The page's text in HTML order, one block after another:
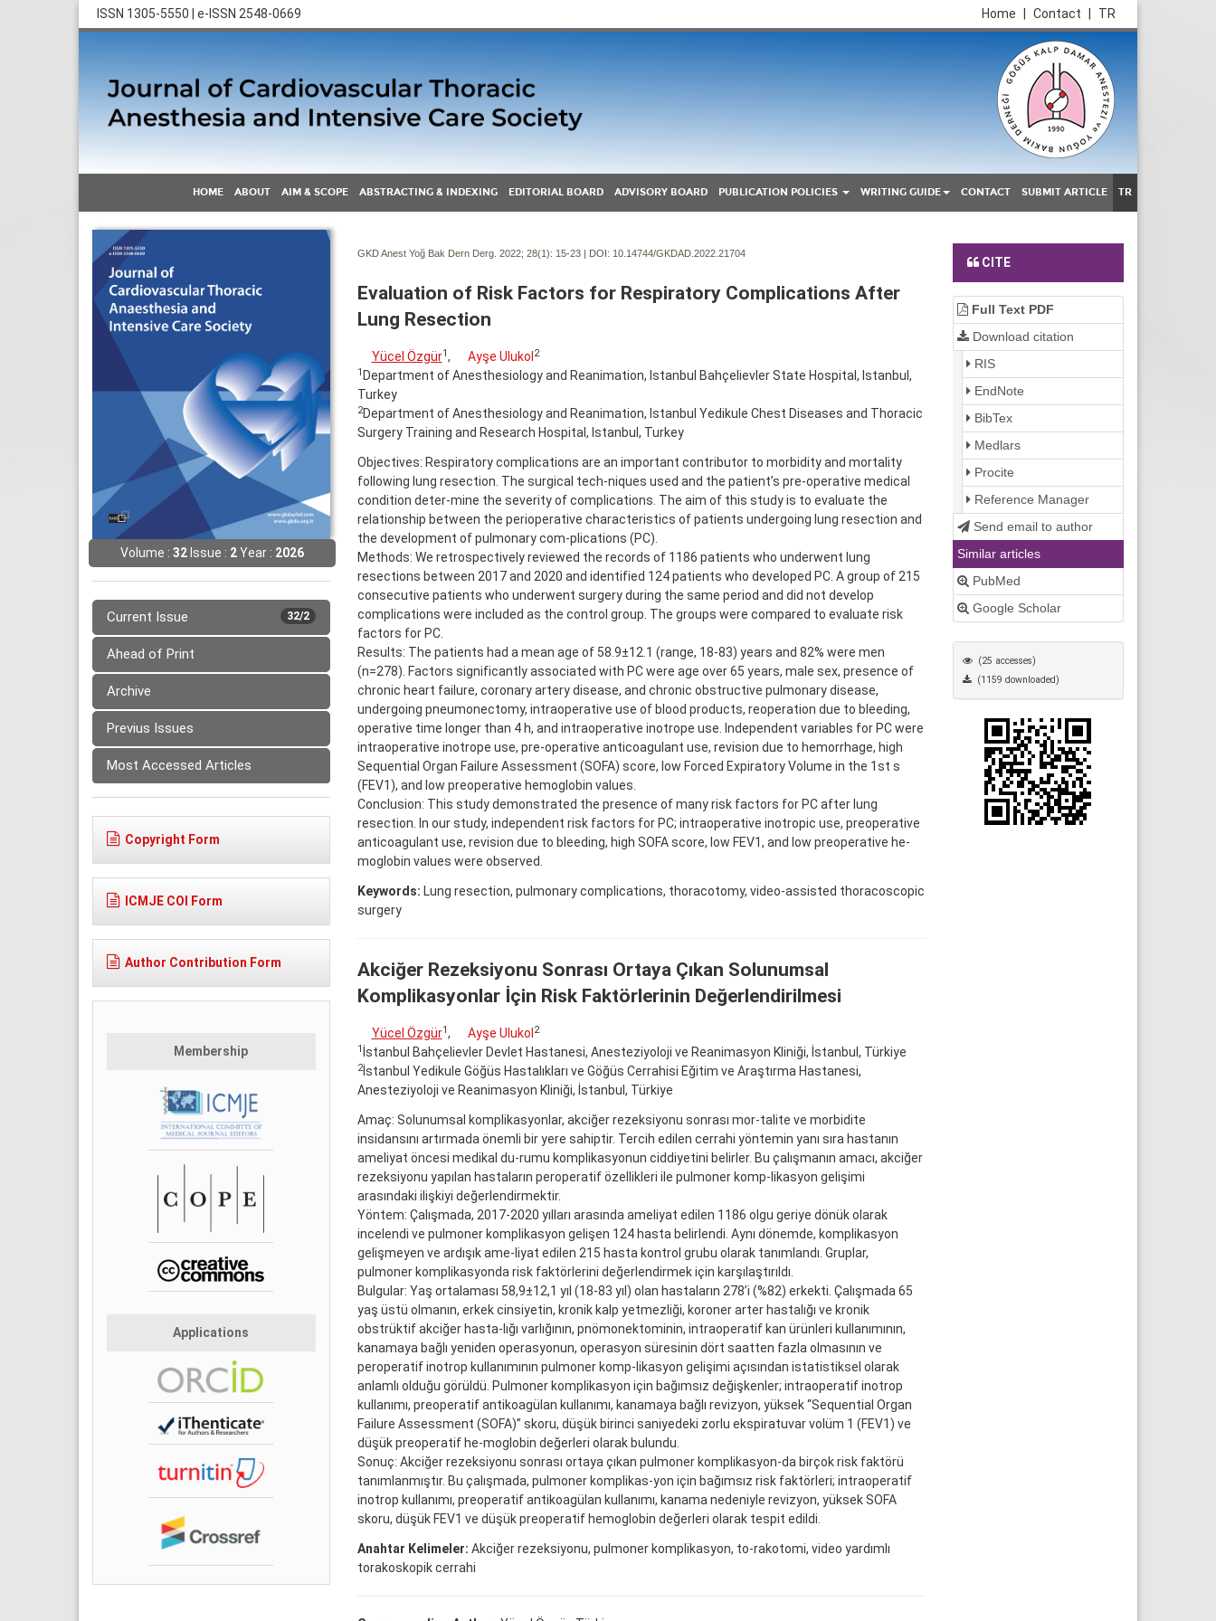
ISSN 1305-5550 | e-ISSN 2548-0669 TR
Contact
Home
HOME ABOUT AIM & SCOPE ABSTRACTING & INDEXING EDITORIAL BOARD ADVISORY BOARD PUBLICATION POLICIES WRITING GUIDE CONTACT SUBMIT ARTICLE TR
Volume : 32Issue : 2Year : 2026
32/2
Current Issue
Ahead of Print
Archive
Previus Issues
Most Accessed Articles
Copyright Form
ICMJE COI Form
Author Contribution Form
Membership
Applications
GKD Anest Yoğ Bak Dern Derg. 2022; 28(1): 15-23 | DOI: 10.14744/GKDAD.2022.21704
Evaluation of Risk Factors for Respiratory Complications After
Lung Resection
Yücel Özgür1, Ayşe Ulukol 2
1 Department of Anesthesiology and Reanimation, Istanbul Bahçelievler State Hospital, Istanbul,
Turkey
2Department of Anesthesiology and Reanimation, Istanbul Yedikule Chest Diseases and Thoracic
Surgery Training and Research Hospital, Istanbul, Turkey
Objectives: Respiratory complications are an important contributor to morbidity and mortality
following lung resection. The surgical tech-niques used and the patient’s pre-operative medical
condition deter-mine the severity of complications. The aim of this study is to evaluate the
relationship between the perioperative characteristics of patients undergoing lung resection and
the development of pulmonary com-plications (PC).
Methods: We retrospectively reviewed the records of 1186 patients who underwent lung
resections between 2017 and 2020 and identified 124 patients who developed PC. A group of 215
consecutive patients who underwent surgery during the same period and did not develop
complications were included as the control group. The groups were compared to evaluate risk
factors for PC.
Results: The patients had a mean age of 58.9±12.1 (range, 18-83) years and 82% were men
(n=278). Factors significantly associated with PC were age over 65 years, male sex, presence of
chronic heart failure, coronary artery disease, and chronic obstructive pulmonary disease,
undergoing pneumonectomy, intraoperative use of blood products, reoperation due to bleeding,
operative time longer than 4 h, and intraoperative inotrope use. Independent variables for PC were
intraoperative inotrope use, pre-operative anticoagulant use, revision due to hemorrhage, high
Sequential Organ Failure Assessment (SOFA) score, low Forced Expiratory Volume in the 1st s
(FEV1), and low preoperative hemoglobin values.
Conclusion: This study demonstrated the presence of many risk factors for PC after lung
resection. In our study, independent risk factors for PC; intraoperative inotropic use, preoperative
anticoagulant use, revision due to bleeding, high SOFA score, low FEV1, and low preoperative he-
moglobin values were observed.
Keywords: Lung resection, pulmonary complications, thoracotomy, video-assisted thoracoscopic
surgery
Akciğer Rezeksiyonu Sonrası Ortaya Çıkan Solunumsal
Komplikasyonlar İçin Risk Faktörlerinin Değerlendirilmesi
Yücel Özgür1 , Ayşe Ulukol 2
1 İstanbul Bahçelievler Devlet Hastanesi, Anesteziyoloji ve Reanimasyon Kliniği, İstanbul, Türkiye
2İstanbul Yedikule Göğüs Hastalıkları ve Göğüs Cerrahisi Eğitim ve Araştırma Hastanesi,
Anesteziyoloji ve Reanimasyon Kliniği, İstanbul, Türkiye
Amaç: Solunumsal komplikasyonlar, akciğer rezeksiyonu sonrası mor-talite ve morbidite
insidansını artırmada önemli bir yere sahiptir. Tercih edilen cerrahi yöntemin yanı sıra hastanın
ameliyat öncesi medikal du-rumu komplikasyonun ciddiyetini belirler. Bu çalışmanın amacı, akciğer
rezeksiyonu yapılan hastaların peroperatif özellikleri ile pulmoner komp-likasyon gelişimi
arasındaki ilişkiyi değerlendirmektir.
Yöntem: Çalışmada, 2017-2020 yılları arasında ameliyat edilen 1186 olgu geriye dönük olarak
incelendi ve pulmoner komplikasyon gelişen 124 hasta belirlendi. Aynı dönemde, komplikasyon
gelişmeyen ve ardışık ame-liyat edilen 215 hasta kontrol grubu olarak tanımlandı. Gruplar,
pulmoner komplikasyonda risk faktörlerini değerlendirmek için karşılaştırıldı.
Bulgular: Yaş ortalaması 58,9±12,1 yıl (18-83 yıl) olan hastaların 278’i (%82) erkekti. Çalışmada 65
yaş üstü olmanın, erkek cinsiyetin, kronik kalp yetmezliği, koroner arter hastalığı ve kronik
obstrüktif akciğer hasta-lığı varlığının, pnömonektominin, intraoperatif kan ürünleri kullanımının,
kanamaya bağlı yeniden operasyonun, operasyon süresinin dört saatten fazla olmasının ve
peroperatif inotrop kullanımının pulmoner komp-likasyon gelişimi açısından istatistiksel olarak
anlamlı olduğu görüldü. Pulmoner komplikasyon için bağımsız değişkenler; intraoperatif inotrop
kullanımı, preoperatif antikoagülan kullanımı, kanamaya bağlı revizyon, yüksek “Sequential Organ
Failure Assessment (SOFA)” skoru, düşük birinci saniyedeki zorlu ekspiratuvar volüm 1 (FEV1) ve
düşük preoperatif he-moglobin değerleri olarak bulundu.
Sonuç: Akciğer rezeksiyonu sonrası ortaya çıkan pulmoner komplikasyon-da birçok risk faktörü
tanımlanmıştır. Bu çalışmada, pulmoner komplikas-yon için bağımsız risk faktörleri; intraoperatif
inotrop kullanımı, preoperatif antikoagülan kullanımı, kanama nedeniyle revizyon, yüksek SOFA
skoru, düşük FEV1 ve düşük preoperatif hemoglobin değerleri olarak tespit edildi.
Anahtar Kelimeler: Akciğer rezeksiyonu, pulmoner komplikasyon, to-rakotomi, video yardımlı
torakoskopik cerrahi
CITE
Full Text PDF
Download citation
RIS
EndNote
BibTex
Medlars
Procite
Reference Manager
Send email to author
Similar articles
PubMed
Google Scholar
(25 accesses)
(1159 downloaded)